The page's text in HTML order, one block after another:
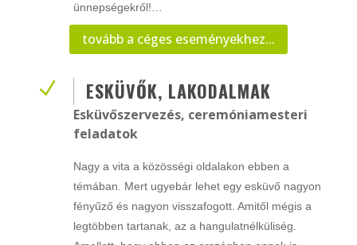
ünnepségekről!…
tovább a céges eseményekhez...
N ESKÜVŐK, LAKODALMAK
Esküvőszervezés, ceremóniamesteri
feladatok
Nagy a vita a közösségi oldalakon ebben a
témában. Mert ugyebár lehet egy esküvő nagyon
fényűző és nagyon visszafogott. Amitől mégis a
legtöbben tartanak, az a hangulatnélküliség.